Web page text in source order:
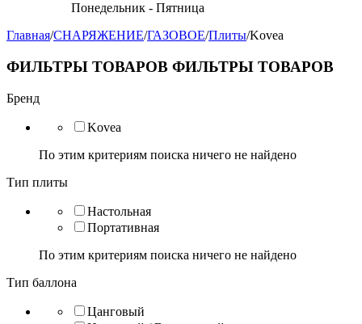
Понедельник - Пятница
Главная/СНАРЯЖЕНИЕ/ГАЗОВОЕ/Плиты/Kovea
ФИЛЬТРЫ ТОВАРОВ ФИЛЬТРЫ ТОВАРОВ
Бренд
Kovea
По этим критериям поиска ничего не найдено
Тип плиты
Настольная
Портативная
По этим критериям поиска ничего не найдено
Тип баллона
Цанговый